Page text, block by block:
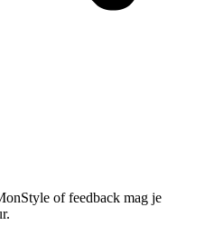
of feedback mag je